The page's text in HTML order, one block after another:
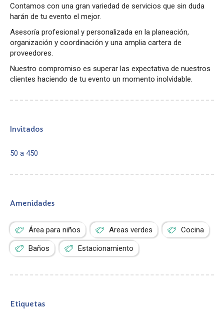
Contamos con una gran variedad de servicios que sin duda
harán de tu evento el mejor.
Asesoría profesional y personalizada en la planeación,
organización y coordinación y una amplia cartera de
proveedores.
Nuestro compromiso es superar las expectativa de nuestros
clientes haciendo de tu evento un momento inolvidable.
Invitados
50 a 450
Amenidades
Área para niños Areas verdes Cocina
Baños Estacionamiento
Etiquetas